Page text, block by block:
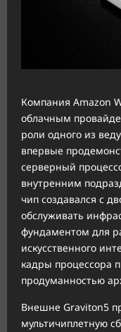
Компания Amazon
облачным
роли одного из
впервые
серверный
внутренним
чип создавался с
обслуживать
фундаментом для
искусственного
кадры процессора
продуманностью
Внешне Graviton5
мультичиплетную